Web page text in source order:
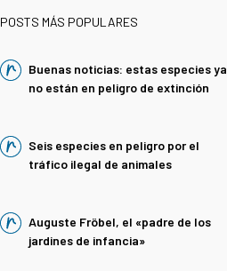
POSTS MÁS POPULARES
Buenas noticias: estas especies ya
no están en peligro de extinción
Seis especies en peligro por el
tráfico ilegal de animales
Auguste Fröbel, el «padre de los
jardines de infancia»